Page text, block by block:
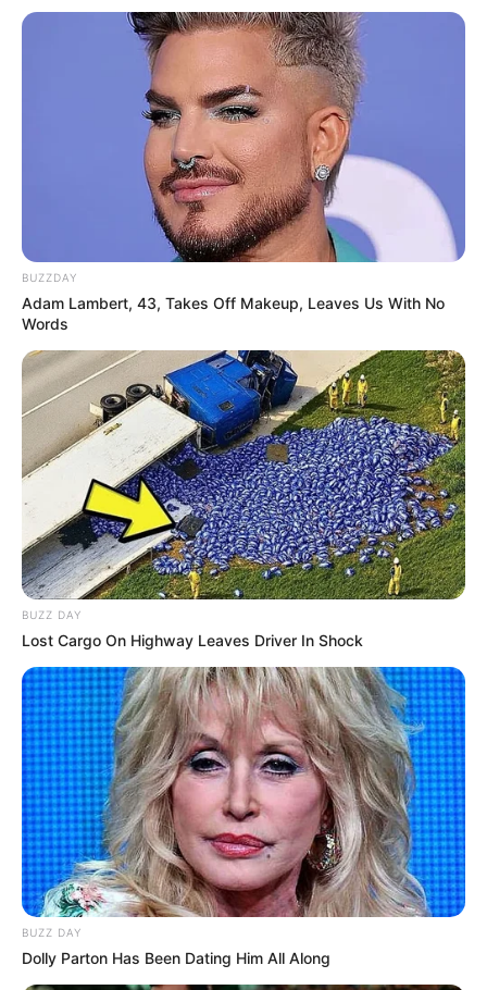
BUZZDAY
Adam Lambert, 43, Takes Off Makeup, Leaves Us With No
Words
BUZZ DAY
Lost Cargo On Highway Leaves Driver In Shock
BUZZ DAY
Dolly Parton Has Been Dating Him All Along